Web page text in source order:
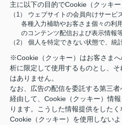
主に以下の目的でCookie（クッキ
（1） ウェブサイトの会員向けサービ
各種入力補助やお客さま個々の利
のコンテンツ配信および表示情報
（2） 個人を特定できない状態で、統
※Cookie（クッキー）はお客さま
析に限定して使用するものとし、
はありません。
なお、広告の配信を委託する第三
経由して、Cookie（クッキー）情
ります。こうした情報提供をした
Cookie（クッキー）を使用しない